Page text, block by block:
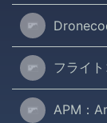
フライ
APM：